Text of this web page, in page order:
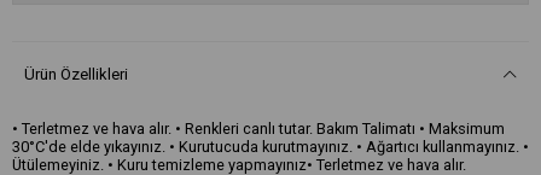
Ürün Özellikleri
• Terletmez ve hava alır. • Renkleri canlı tutar. Bakım Talimatı • Maksimum
30°C'de elde yıkayınız. • Kurutucuda kurutmayınız. • Ağartıcı kullanmayınız. •
Ütülemeyiniz. • Kuru temizleme yapmayınız• Terletmez ve hava alır.